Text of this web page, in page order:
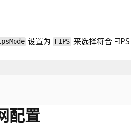
设置为 FIPS来选择符合 FIPS
配置